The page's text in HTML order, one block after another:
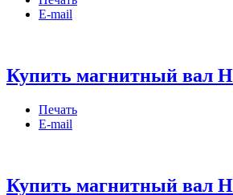
E-mail
Купить магнитный вал
Печать
E-mail
Купить магнитный вал